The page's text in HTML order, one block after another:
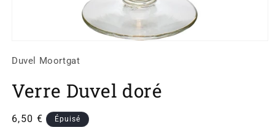
média
une
fenêtre
Duvel Moortgat
Verre Duvel doré
Prix
6,50 € Épuisé